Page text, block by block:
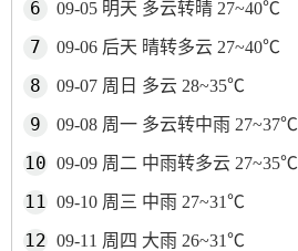
09-05 明天 多云转晴 27~40℃
09-06 后天 晴转多云 27~40℃
09-07 周日 多云 28~35℃
09-08 周一 多云转中雨 27~37℃
09-09 周二 中雨转多云 27~35℃
09-10 周三 中雨 27~31℃
09-11 周四 大雨 26~31℃